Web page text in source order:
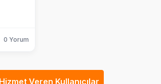
0 Yorum
Veren Kullanıcılar